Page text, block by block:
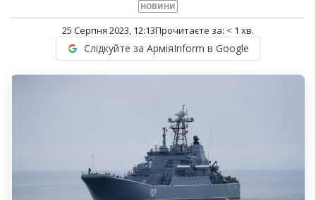
НОВИНИ
25 Серпня 2023, 12:13Прочитаєте за: < 1 хв.
Слідкуйте за АрміяInform в Google